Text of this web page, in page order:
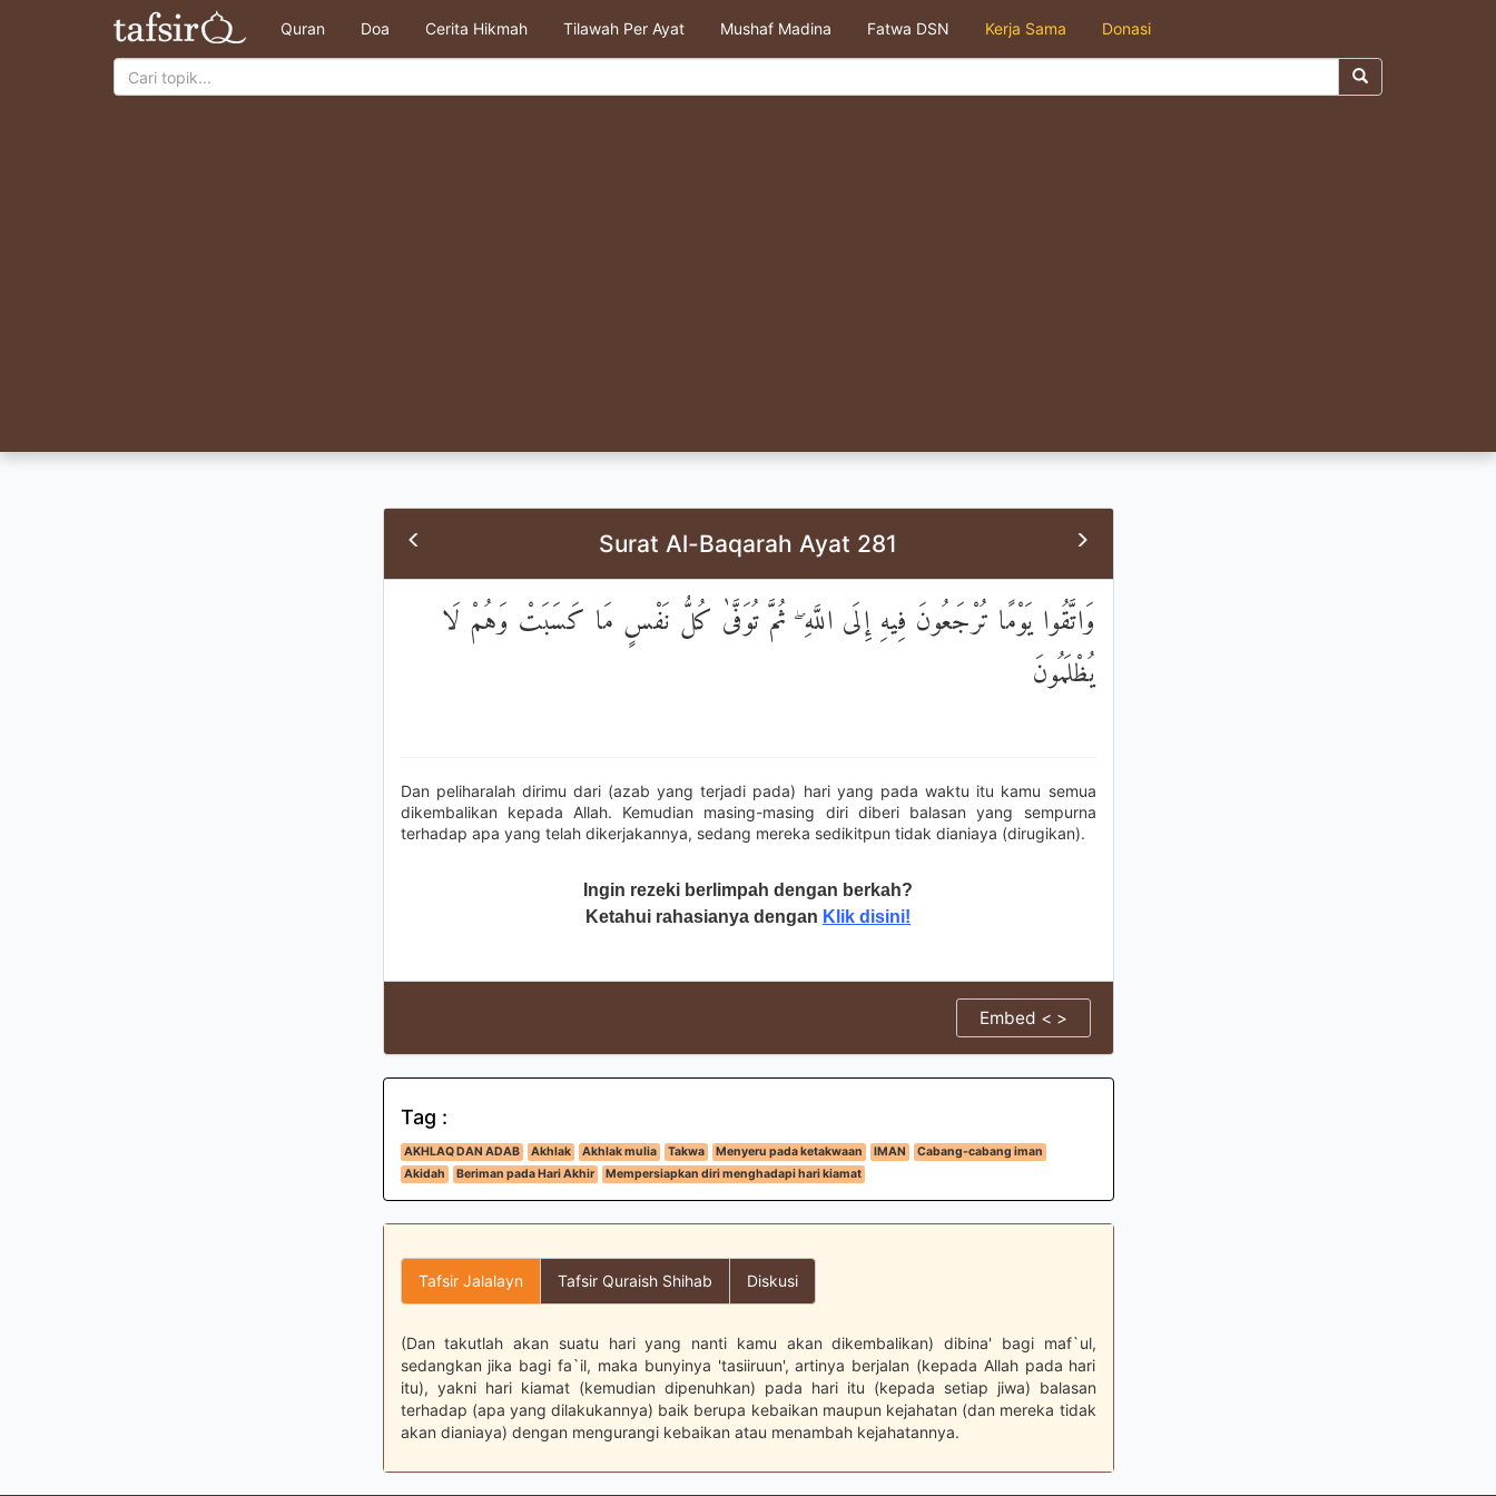
Quran Doa Cerita Hikmah Tilawah Per Ayat Mushaf Madina Fatwa DSN Kerja Sama Donasi
Surat Al-Baqarah Ayat 281
وَاتَّقُوا يَوْمًا تُرْجَعُونَ فِيهِ إِلَى اللَّهِ ۖ ثُمَّ تُوَفَّىٰ كُلُّ نَفْسٍ مَا كَسَبَتْ وَهُمْ لَا
يُظْلَمُونَ
Dan peliharalah dirimu dari (azab yang terjadi pada) hari yang pada waktu itu kamu semua
dikembalikan kepada Allah. Kemudian masing-masing diri diberi balasan yang sempurna
terhadap apa yang telah dikerjakannya, sedang mereka sedikitpun tidak dianiaya (dirugikan).
Ingin rezeki berlimpah dengan berkah?
Ketahui rahasianya dengan Klik disini!
Embed < >
Tag :
AKHLAQ DAN ADAB Akhlak Akhlak mulia Takwa Menyeru pada ketakwaan IMAN
Cabang-cabang iman
Akidah
Beriman pada Hari Akhir Mempersiapkan diri menghadapi hari kiamat
Tafsir Jalalayn Tafsir Quraish Shihab Diskusi
(Dan takutlah akan suatu hari yang nanti kamu akan dikembalikan) dibina' bagi maf`ul,
sedangkan jika bagi fa`il, maka bunyinya 'tasiiruun', artinya berjalan (kepada Allah pada hari
itu), yakni hari kiamat (kemudian dipenuhkan) pada hari itu (kepada setiap jiwa) balasan
terhadap (apa yang dilakukannya) baik berupa kebaikan maupun kejahatan (dan mereka tidak
akan dianiaya) dengan mengurangi kebaikan atau menambah kejahatannya.